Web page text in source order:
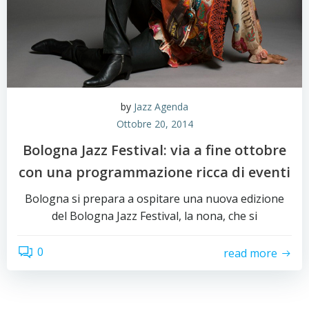
by Jazz Agenda
Ottobre 20, 2014
Bologna Jazz Festival: via a fine ottobre
con una programmazione ricca di eventi
Bologna si prepara a ospitare una nuova edizione
del Bologna Jazz Festival, la nona, che si
0 read more